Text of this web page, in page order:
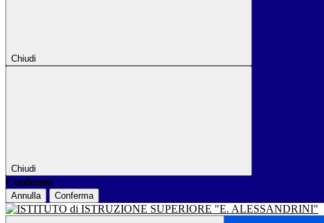
Chiudi
Chiudi
Conferma
Annulla Conferma